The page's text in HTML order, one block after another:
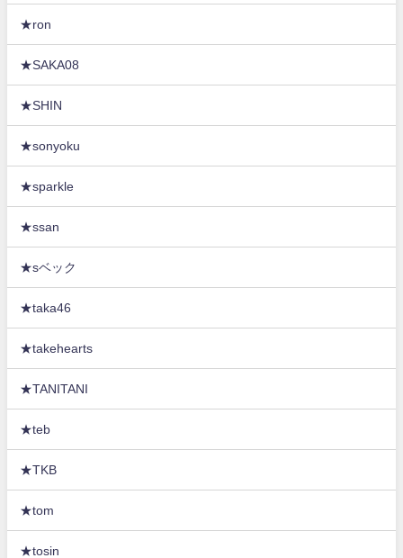
★ron
★SAKA08
★SHIN
★sonyoku
★sparkle
★ssan
★sベック
★taka46
★takehearts
★TANITANI
★teb
★TKB
★tom
★tosin